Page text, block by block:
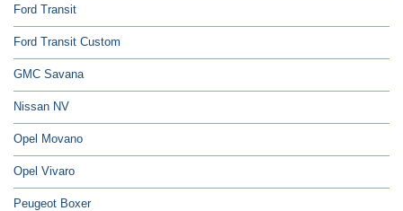
Ford Transit
Ford Transit Custom
GMC Savana
Nissan NV
Opel Movano
Opel Vivaro
Peugeot Boxer